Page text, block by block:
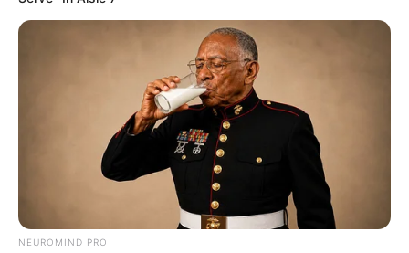
Why everything you thought you knew about water
might be wrong
CTA LOVE
NEUROMIND PRO